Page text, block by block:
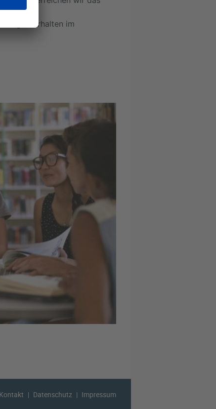
Verhalten im
Kontakt Datenschutz Impressum